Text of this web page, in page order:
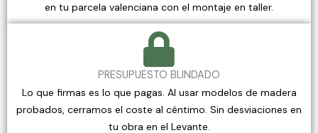
en tu parcela valenciana con el montaje en taller.
PRESUPUESTO BLINDADO
Lo que firmas es lo que pagas. Al usar modelos de madera
probados, cerramos el coste al céntimo. Sin desviaciones en
tu obra en el Levante.